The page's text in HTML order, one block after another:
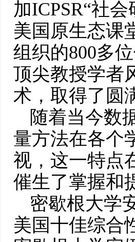
加ICPSR“社
美国原生态课
组织的800多
顶尖教授学者
术，取得了圆
随着当今数
量方法在各个
视，这一特点
催生了掌握和
密歇根大学
美国十佳综合